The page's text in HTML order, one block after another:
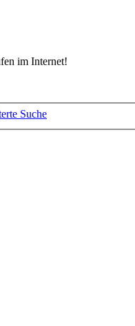
im Internet!
Suche